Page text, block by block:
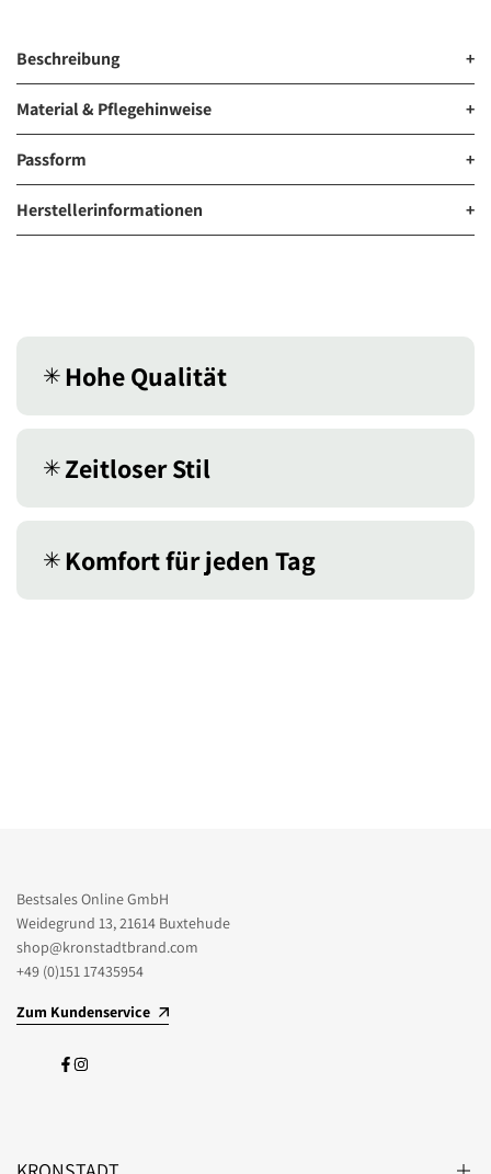
Beschreibung +
Material & Pflegehinweise +
Passform +
Herstellerinformationen +
✳︎Hohe Qualität
✳︎Zeitloser Stil
✳︎Komfort für jeden Tag
Bestsales Online GmbH
Weidegrund 13, 21614 Buxtehude
shop@kronstadtbrand.com
+49 (0)151 17435954
Zum Kundenservice
Facebook
Instagram